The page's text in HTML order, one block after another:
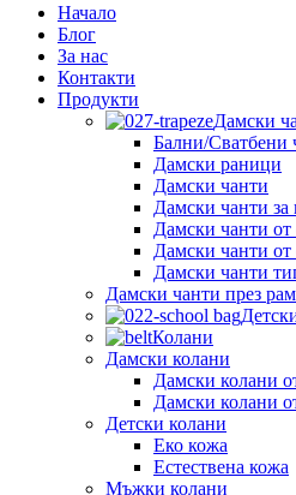
Начало
Блог
За нас
Контакти
Продукти
Дамски
Бални/Сватбени
Дамски раници
Дамски чанти
Дамски чанти за
Дамски чанти от
Дамски чанти от
Дамски чанти
Дамски чанти през
Колани
Дамски колани
Дамски колани
Дамски колани
Детски колани
Еко кожа
Естествена кожа
Мъжки колани